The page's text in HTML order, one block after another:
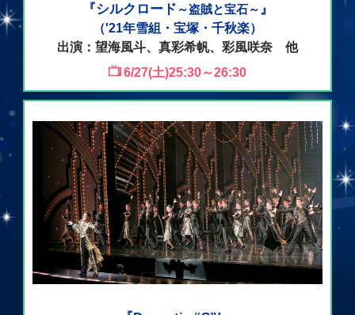
『シルクロード ～盗賊と宝石～』
（'21年雪組・宝塚・千秋楽）
出演：望海風斗、真彩希帆、彩風咲奈 他
6/27(土)25:30～26:30